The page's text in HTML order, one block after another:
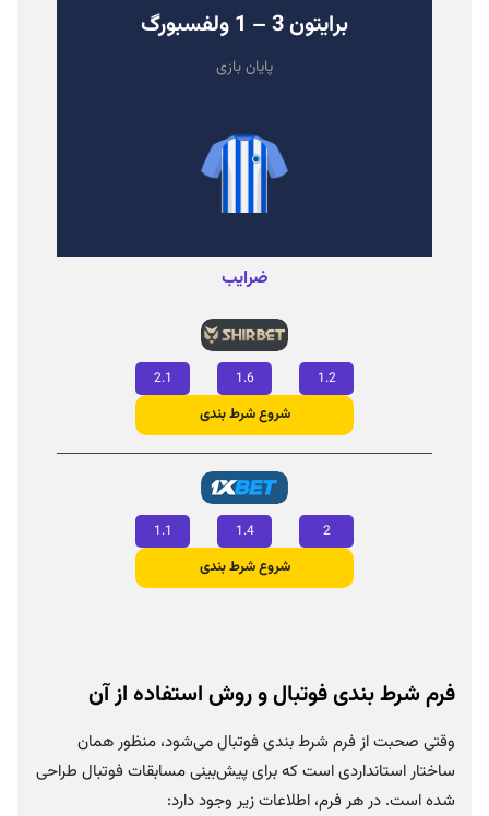
برایتون 3 – 1 ولفسبورگ
پایان بازی
ضرایب
1.2
1.6
2.1
شروع شرط‌ بندی
2
1.4
1.1
شروع شرط‌ بندی
فرم شرط بندی فوتبال و روش استفاده از آن
وقتی صحبت از فرم شرط بندی فوتبال می‌شود، منظور همان
ساختار استانداردی است که برای پیش‌بینی مسابقات فوتبال طراحی
شده است. در هر فرم، اطلاعات زیر وجود دارد: